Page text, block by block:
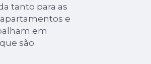
tanto para as
e
em
são